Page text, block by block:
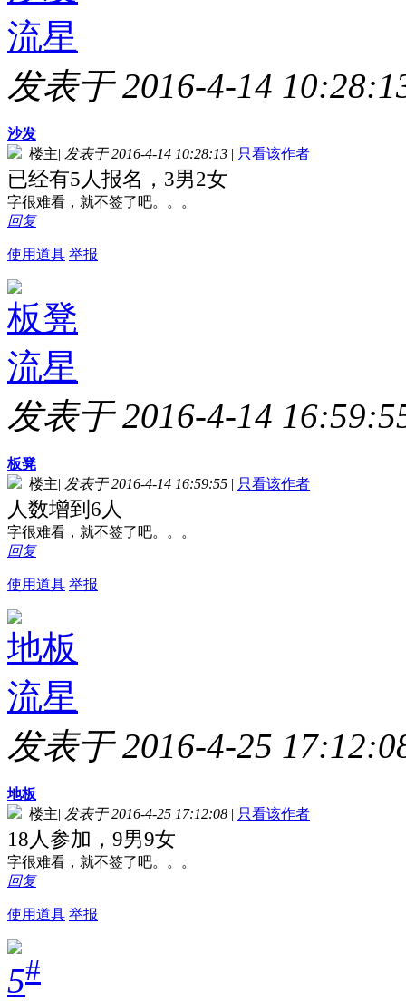
流星
发表于 2016-4-14
沙发
楼主| 发表于 2016-4-14 10:28:13 | 只看该作者
已经有5人报名，3男2女
字很难看，就不签了吧。。。
回复
使用道具 举报
板凳
流星
发表于 2016-4-14
板凳
楼主| 发表于 2016-4-14 16:59:55 | 只看该作者
人数增到6人
字很难看，就不签了吧。。。
回复
使用道具 举报
地板
流星
发表于 2016-4-25
地板
楼主| 发表于 2016-4-25 17:12:08 | 只看该作者
18人参加，9男9女
字很难看，就不签了吧。。。
回复
使用道具 举报
5#